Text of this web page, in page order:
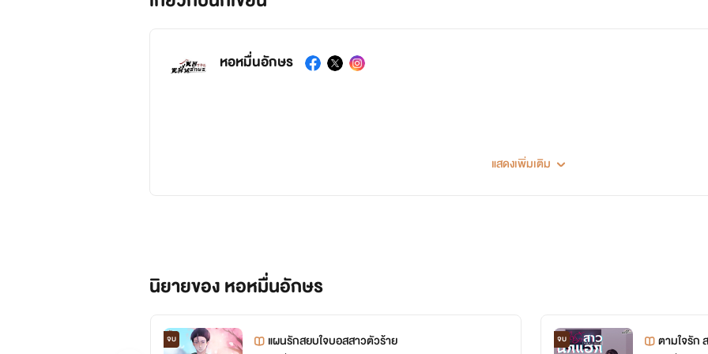
หอหมื่นอักษร
แสดงเพิ่มเติม
นิยายของ หอหมื่นอักษร
จบ แผนรักสยบใจบอสสาวตัวร้าย จบ ตามใจรัก